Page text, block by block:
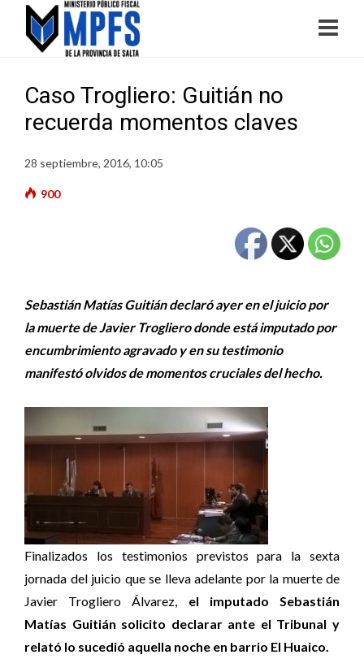
Caso Trogliero: Guitián no
recuerda momentos claves
28 septiembre, 2016, 10:05
900
Sebastián Matías Guitián declaró ayer en el juicio por
la muerte de Javier Trogliero donde está imputado por
encumbrimiento agravado y en su testimonio
manifestó olvidos de momentos cruciales del hecho.
Finalizados los testimonios previstos para la sexta
jornada del juicio que se lleva adelante por la muerte de
Javier Trogliero Álvarez, el imputado Sebastián
Matías Guitián solicito declarar ante el Tribunal y
relató lo sucedió aquella noche en barrio El Huaico.